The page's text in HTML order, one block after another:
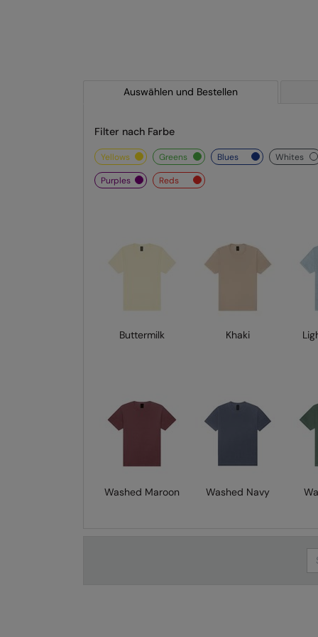
Auswählen und Bestellen
Filter nach Farbe
yellows greens blues whites
purples reds
Buttermilk Khaki
Washed Maroon Washed Navy